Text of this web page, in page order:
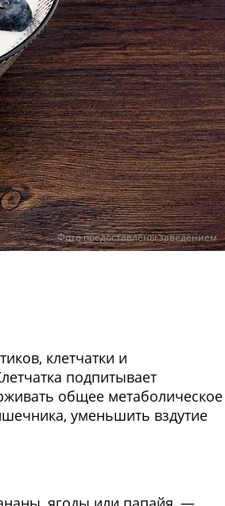
Фото предоставлены заведением
клетчатки и
подпитывает
общее метаболическое
уменьшить вздутие